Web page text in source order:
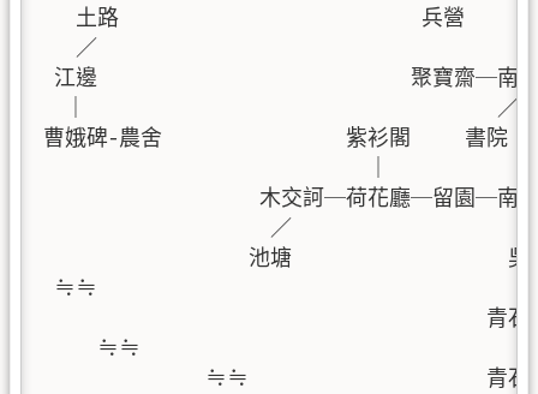
土路                            兵營
／
江邊                             聚寶齋─南大
｜                                      ／
曹娥碑-農舍                 紫衫閣     書院
｜
木交訶─荷花廳─留園─南
／
池塘                    吳
≒≒
青石
≒≒
≒≒                      青石